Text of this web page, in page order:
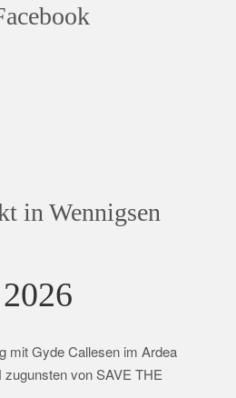
in Wennigsen
mit Gyde Callesen im Ardea
von SAVE THE